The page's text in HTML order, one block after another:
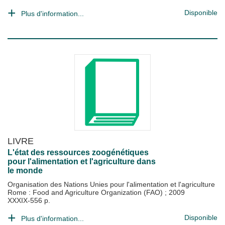
Plus d'information... Disponible
LIVRE
L'état des ressources zoogénétiques
pour l'alimentation et l'agriculture dans
le monde
Organisation des Nations Unies pour l'alimentation et l'agriculture
Rome : Food and Agriculture Organization (FAO) ; 2009
XXXIX-556 p.
Plus d'information... Disponible